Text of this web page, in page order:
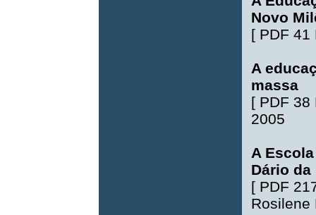
Novo
[ PDF 41
A
massa
[ PDF 38
2005
A
Dário
[ PDF
Rosilene